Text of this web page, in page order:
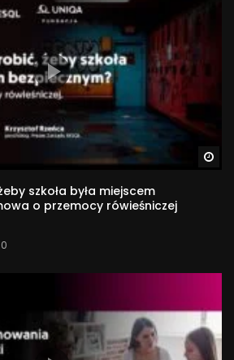
Dnia Mózgu 2019. Więcej o
strefa-
warszawa/19019-dzien-mozgu-
#neuronauka
szkoła była miejscem
o przemocy rówieśniczej
0